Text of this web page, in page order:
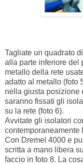
Tagliate un quadrato
alla parte inferiore del
metallo della rete
adatto al metallo (foto
nella giusta posizione
saranno fissati gli
su la rete (foto 6).
Avvitate gli isolatori
contemporaneamente
Con Dremel 4000 e
scritta a mano libera
faccio in foto 8. La